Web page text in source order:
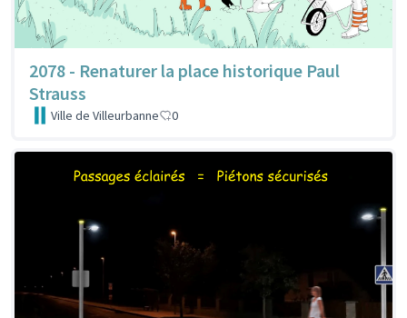
2078 - Renaturer la place historique Paul
Strauss
Ville de Villeurbanne 0